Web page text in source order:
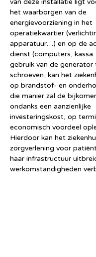
van deze installatie ligt
het waarborgen van de
energievoorziening in het
operatiekwartier
apparatuur…) en op de
dienst (computers,
gebruik van de generator
schroeven, kan het
op brandstof- en
die manier zal de
ondanks een aanzienlijke
investeringskost, op
economisch voordeel
Hierdoor kan het
zorgverlening voor
haar infrastructuur
werkomstandigheden